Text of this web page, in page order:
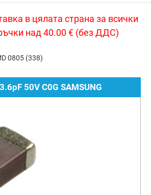
в цялата страна за всички
над 40.00 € (без ДДС)
0805 (338)
50V C0G SAMSUNG